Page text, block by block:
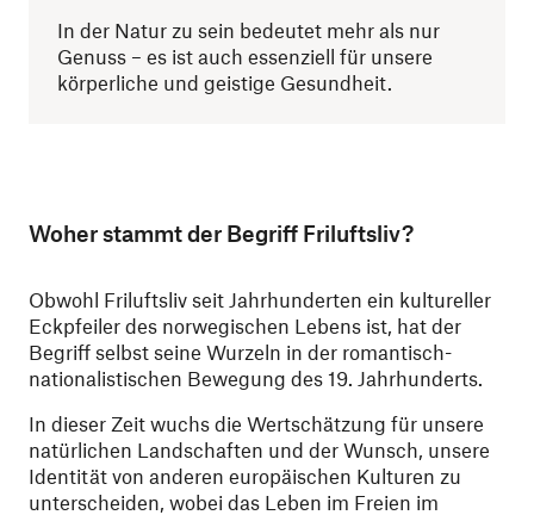
In der Natur zu sein bedeutet mehr als nur
Genuss – es ist auch essenziell für unsere
körperliche und geistige Gesundheit.
Woher stammt der Begriff Friluftsliv?
Obwohl Friluftsliv seit Jahrhunderten ein kultureller
Eckpfeiler des norwegischen Lebens ist, hat der
Begriff selbst seine Wurzeln in der romantisch-
nationalistischen Bewegung des 19. Jahrhunderts.
In dieser Zeit wuchs die Wertschätzung für unsere
natürlichen Landschaften und der Wunsch, unsere
Identität von anderen europäischen Kulturen zu
unterscheiden, wobei das Leben im Freien im